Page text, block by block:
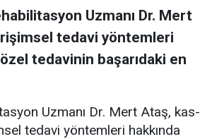
Uzmanı Dr. Mert
tedavi yöntemleri
tedavinin başarıdaki en
Uzmanı Dr. Mert Ataş, kas-
tedavi yöntemleri hakkında